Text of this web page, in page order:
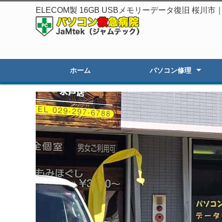
ELECOM製 16GB USBメモリーデータ復旧 桜川市
ホーム パソコン修理
起動しないPC修理
遅いPCの高速化
初期セットアップ
画面割れ・表示不良
OSアップグレード
オーダーPC製作・販売
その他のトラブル